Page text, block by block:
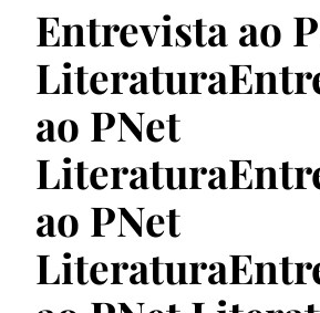
Entrevista ao
Literatura
ao PNet
Literatura
ao PNet
Literatura